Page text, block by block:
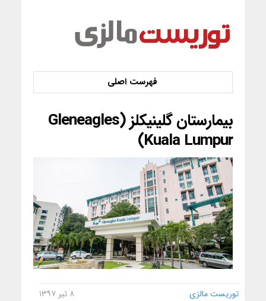
بیمارستان گلینیکلز (Gleneagles
Kuala Lumpur)
توریست مالزی ۸ تیر ۱۳۹۷